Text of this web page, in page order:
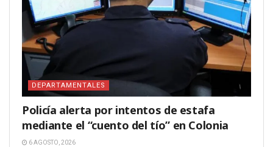
DEPARTAMENTALES
Policía alerta por intentos de estafa
mediante el “cuento del tío” en Colonia
6 AGOSTO, 2026